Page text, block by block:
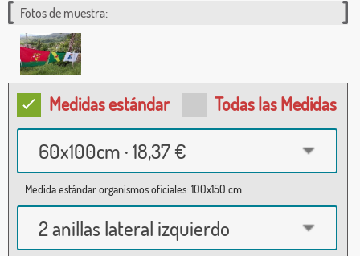
Fotos de muestra:
Medidas estándar Todas las Medidas
60x100cm · 18,37 €
Medida estándar organismos oficiales: 100x150 cm
2 anillas lateral izquierdo